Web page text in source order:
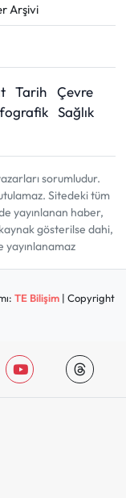
Arşivi
Tarih
Çevre
Sağlık
sorumludur.
Sitedeki tüm
yayınlanan haber,
gösterilse dahi,
yayınlanamaz
TE Bilişim| Copyright